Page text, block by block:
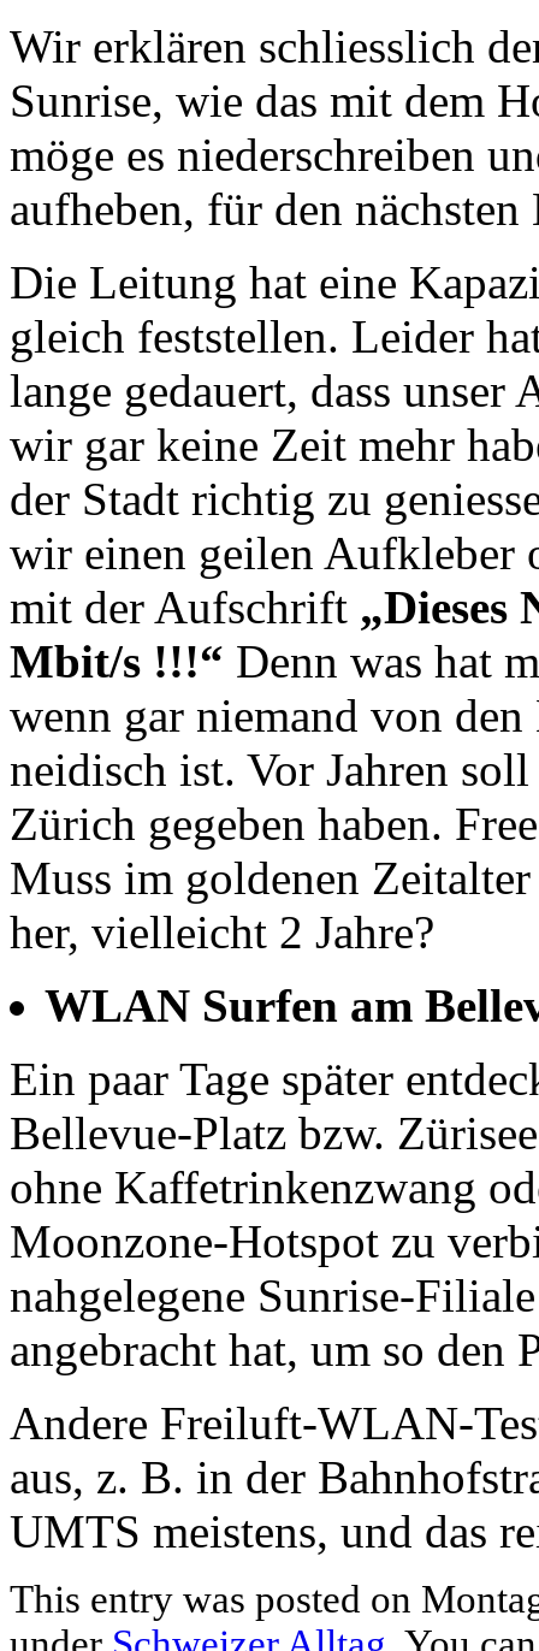
Wir erklären schliesslich
Sunrise, wie das mit dem
möge es niederschreiben
aufheben, für den nächsten
Die Leitung hat eine
gleich feststellen. Leider
lange gedauert, dass
wir gar keine Zeit mehr
der Stadt richtig zu
wir einen geilen Aufkleber
mit der Aufschrift „Dieses
Mbit/s !!!“ Denn was hat
wenn gar niemand von
neidisch ist. Vor Jahren
Zürich gegeben haben.
Muss im goldenen
her, vielleicht 2 Jahre?
WLAN Surfen am
Ein paar Tage später
Bellevue-Platz bzw.
ohne Kaffetrinkenzwang
Moonzone-Hotspot zu
nahgelegene Sunrise-
angebracht hat, um so den
Andere Freiluft-WLAN-
aus, z. B. in der
UMTS meistens, und das
This entry was posted on